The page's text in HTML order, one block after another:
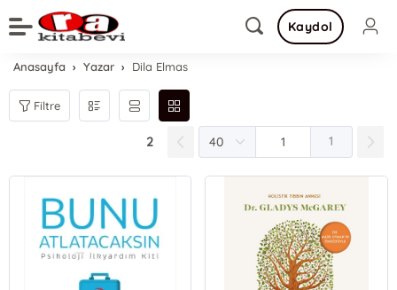
Kaydol
Anasayfa Yazar Dila Elmas
Filtre
2 1